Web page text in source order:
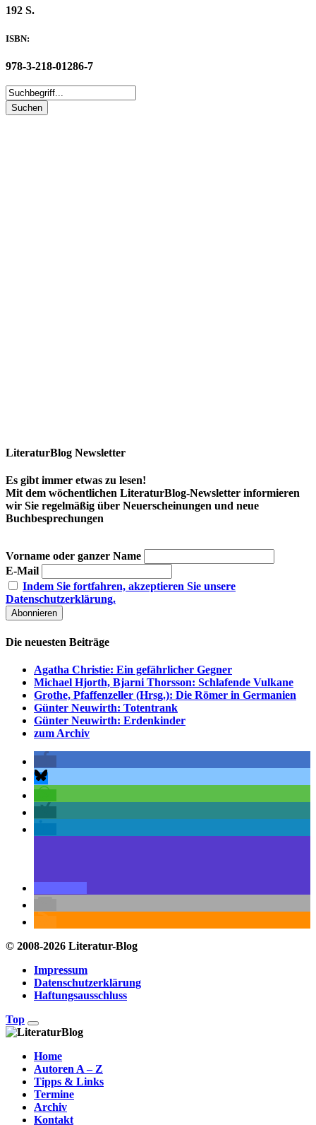
192 S.
ISBN:
978-3-218-01286-7
LiteraturBlog Newsletter
Es gibt immer etwas zu lesen!
Mit dem wöchentlichen LiteraturBlog-Newsletter informieren
wir Sie regelmäßig über Neuerscheinungen und neue
Buchbesprechungen
Vorname oder ganzer Name
E-Mail
Indem Sie fortfahren, akzeptieren Sie unsere
Datenschutzerklärung.
Die neuesten Beiträge
Agatha Christie: Ein gefährlicher Gegner
Michael Hjorth, Bjarni Thorsson: Schlafende Vulkane
Grothe, Pfaffenzeller (Hrsg.): Die Römer in Germanien
Günter Neuwirth: Totentrank
Günter Neuwirth: Erdenkinder
zum Archiv
© 2008-2026 Literatur-Blog
Impressum
Datenschutzerklärung
Haftungsausschluss
Top
Home
Autoren A – Z
Tipps & Links
Termine
Archiv
Kontakt